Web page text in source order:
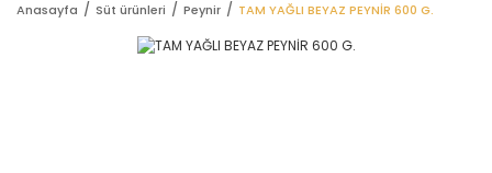
Anasayfa Süt ürünleri Peynir TAM YAĞLI BEYAZ PEYNİR 600 G.